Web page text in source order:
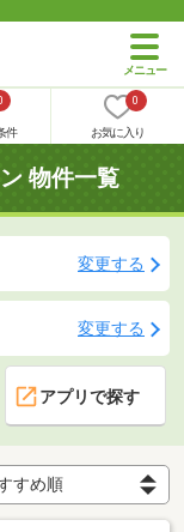
件
0
お気に入り
物件一覧
変更する
変更する
アプリで探す